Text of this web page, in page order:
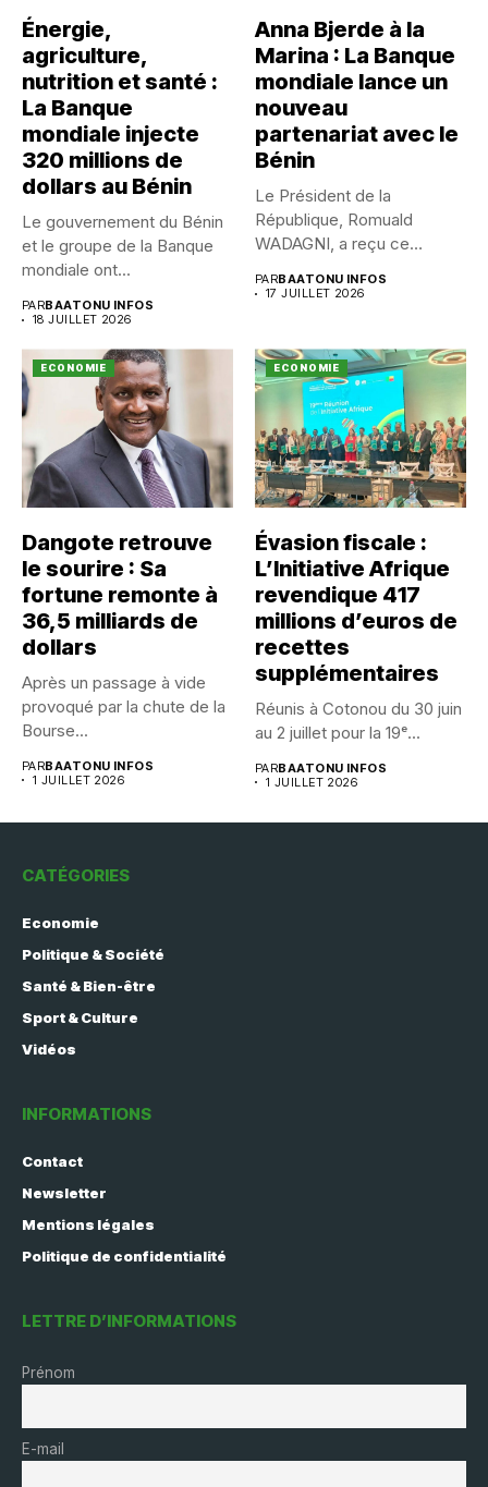
Énergie,
agriculture,
nutrition et santé :
La Banque
mondiale injecte
320 millions de
dollars au Bénin
Le gouvernement du Bénin
et le groupe de la Banque
mondiale ont...
PARBAATONU INFOS
18 JUILLET 2026
Anna Bjerde à la
Marina : La Banque
mondiale lance un
nouveau
partenariat avec le
Bénin
Le Président de la
République, Romuald
WADAGNI, a reçu ce
PARBAATONU INFOS
17 JUILLET 2026
ECONOMIE
Dangote retrouve
le sourire : Sa
fortune remonte à
36,5 milliards de
dollars
Après un passage à vide
provoqué par la chute de la
Bourse...
PARBAATONU INFOS
1 JUILLET 2026
ECONOMIE
Évasion fiscale :
L’Initiative Afrique
revendique 417
millions d’euros de
recettes
supplémentaires
Réunis à Cotonou du 30 juin
au 2 juillet pour la 19ᵉ...
PARBAATONU INFOS
1 JUILLET 2026
CATÉGORIES
Economie
Politique & Société
Santé & Bien-être
Sport & Culture
Vidéos
INFORMATIONS
Contact
Newsletter
Mentions légales
Politique de confidentialité
LETTRE D’INFORMATIONS
Prénom
E-mail